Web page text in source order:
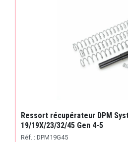
Ressort récupérateur DPM
19/19X/23/32/45 Gen 4-5
Réf. : DPM19G45